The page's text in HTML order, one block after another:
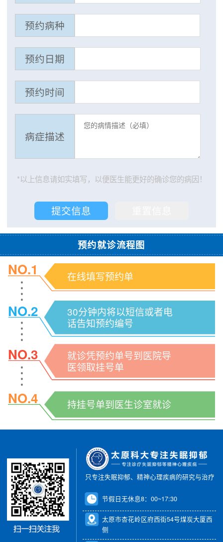
预约病种
预约日期
预约时间
病症描述
*以上信息请如实填写，以便医生能更好的确诊您的病因！
预约就诊流程图
NO.1 在线填写预约单
NO.2
30分钟内将以短信或者电
话告知预约编号
NO.3
就诊凭预约单号到医院导
医领取挂号单
NO.4 持挂号单到医生诊室就诊
只专注失眠抑郁、精神心理疾病的研究与治疗
节假日无休息8：00~17:30
太原市杏花岭区府西街54号煤炭大厦西
侧